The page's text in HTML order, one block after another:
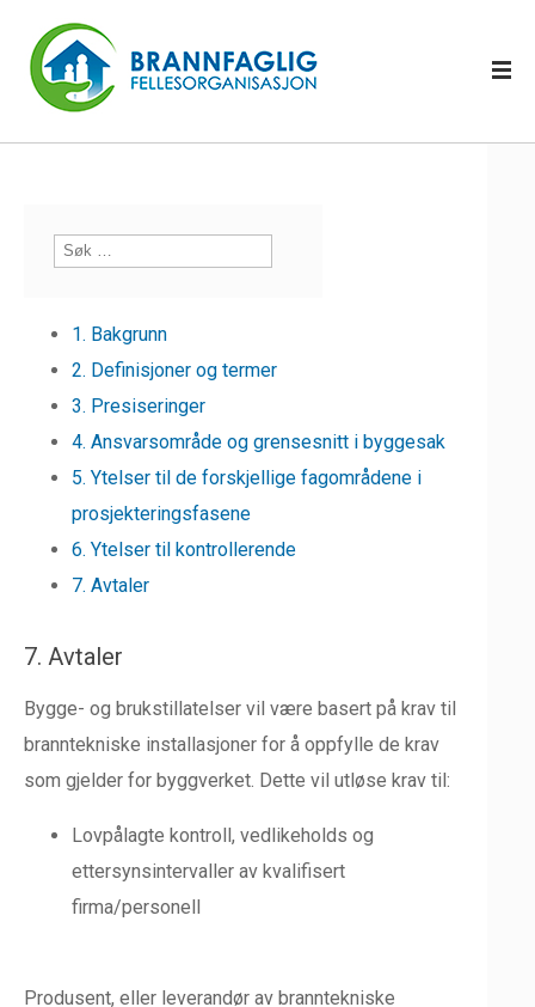
1. Bakgrunn
2. Definisjoner og termer
3. Presiseringer
4. Ansvarsområde og grensesnitt i byggesak
5. Ytelser til de forskjellige fagområdene i
prosjekteringsfasene
6. Ytelser til kontrollerende
7. Avtaler
7. Avtaler
Bygge- og brukstillatelser vil være basert på krav til
branntekniske installasjoner for å oppfylle de krav
som gjelder for byggverket. Dette vil utløse krav til:
Lovpålagte kontroll, vedlikeholds og
ettersynsintervaller av kvalifisert
firma/personell
Produsent, eller leverandør av branntekniske